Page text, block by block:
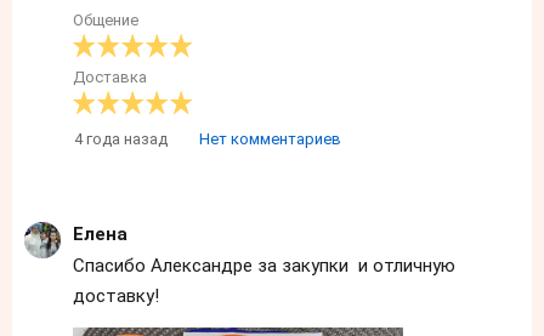
Общение
Доставка
4 года назад Нет комментариев
Елена
Спасибо Александре за закупки и отличную
доставку!